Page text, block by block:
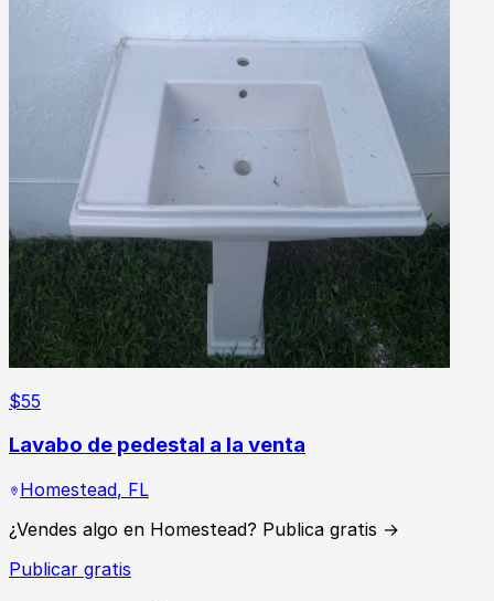
$55
Lavabo de pedestal a la venta
Homestead, FL
¿Vendes algo en Homestead? Publica gratis →
Publicar gratis